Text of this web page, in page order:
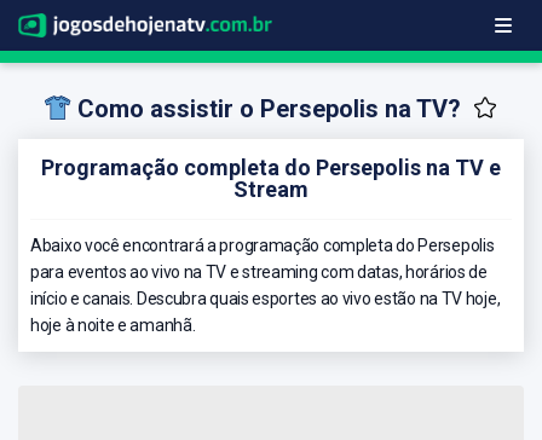
Como assistir o Persepolis na TV?
Programação completa do Persepolis na TV e
Stream
Abaixo você encontrará a programação completa do Persepolis
para eventos ao vivo na TV e streaming com datas, horários de
início e canais. Descubra quais esportes ao vivo estão na TV hoje,
hoje à noite e amanhã.